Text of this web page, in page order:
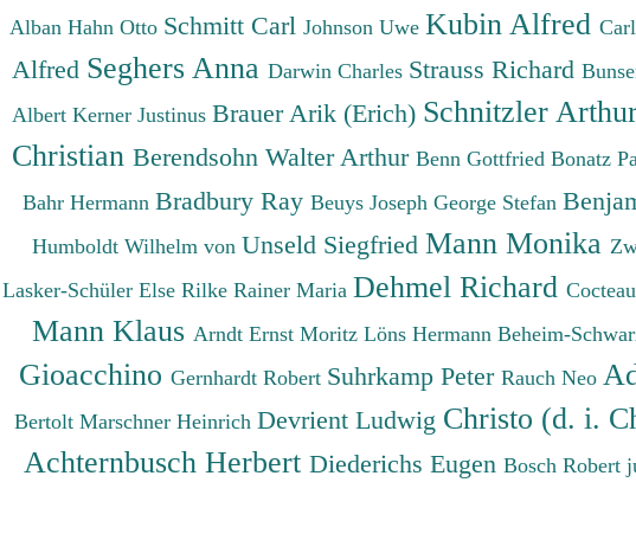
Alban Hahn Otto Schmitt Carl Johnson Uwe Kubin Alfred
Alfred Seghers Anna Darwin Charles Strauss Richard
Albert Kerner Justinus Brauer Arik (Erich) Schnitzler
Christian Berendsohn Walter Arthur Benn Gottfried Bonatz
Bahr Hermann Bradbury Ray Beuys Joseph George Stefan
Humboldt Wilhelm von Unseld Siegfried Mann Monika
Lasker-Schüler Else Rilke Rainer Maria Dehmel Richard
Mann Klaus Arndt Ernst Moritz Löns Hermann Beheim-
Gioacchino Gernhardt Robert Suhrkamp Peter Rauch Neo
Bertolt Marschner Heinrich Devrient Ludwig Christo (d. i.
Achternbusch Herbert Diederichs Eugen Bosch Robert